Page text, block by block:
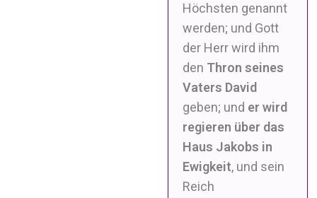
Höchsten genannt
werden; und Gott
der Herr wird ihm
den Thron seines
Vaters David
geben; und er wird
regieren über das
Haus Jakobs in
Ewigkeit, und sein
Reich